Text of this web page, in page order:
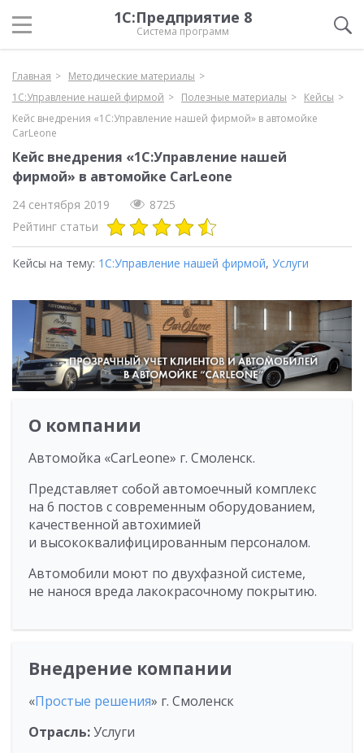
1С:Предприятие 8
Система программ
Главная
Методические материалы
1С:Управление нашей фирмой
Полезные материалы
Кейсы
Кейс внедрения «1С:Управление нашей фирмой» в автомойке
CarLeone
Кейс внедрения «1С:Управление нашей
фирмой» в автомойке CarLeone
24 сентября 2019
8725
Рейтинг статьи
Кейсы на тему: 1С:Управление нашей фирмой, Услуги
О компании
Автомойка «CarLeone» г. Смоленск.
Представляет собой автомоечный комплекс
на 6 постов с современным оборудованием,
качественной автохимией
и высококвалифицированным персоналом.
Автомобили моют по двухфазной системе,
не нанося вреда лакокрасочному покрытию.
Внедрение компании
«Простые решения» г. Смоленск
Отрасль:Услуги